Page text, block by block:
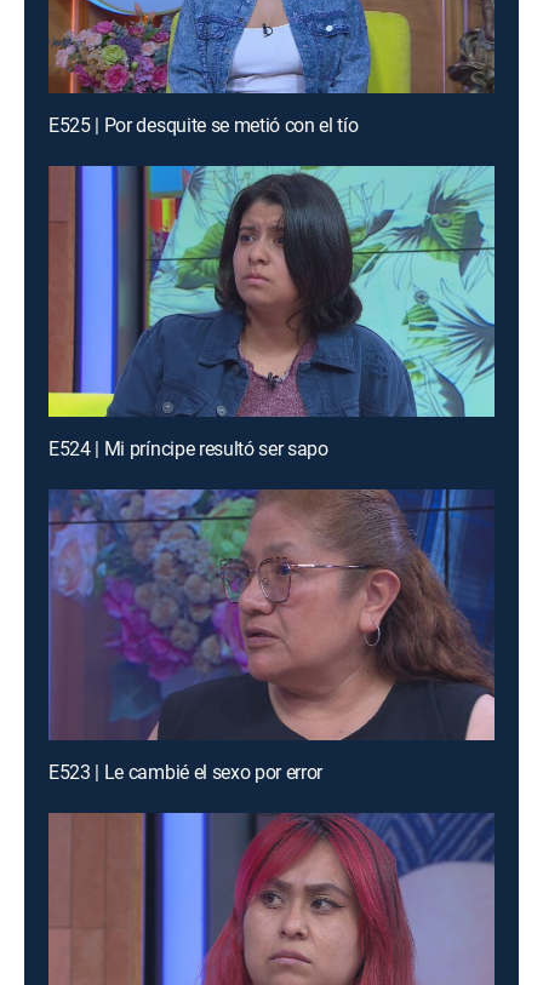
E525 | Por desquite se metió con el tío
E524 | Mi príncipe resultó ser sapo
E523 | Le cambié el sexo por error